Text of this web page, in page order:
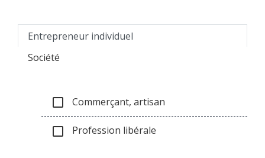
Entrepreneur individuel
Société
check_box_outline_blank Commerçant, artisan
check_box_outline_blank Profession libérale